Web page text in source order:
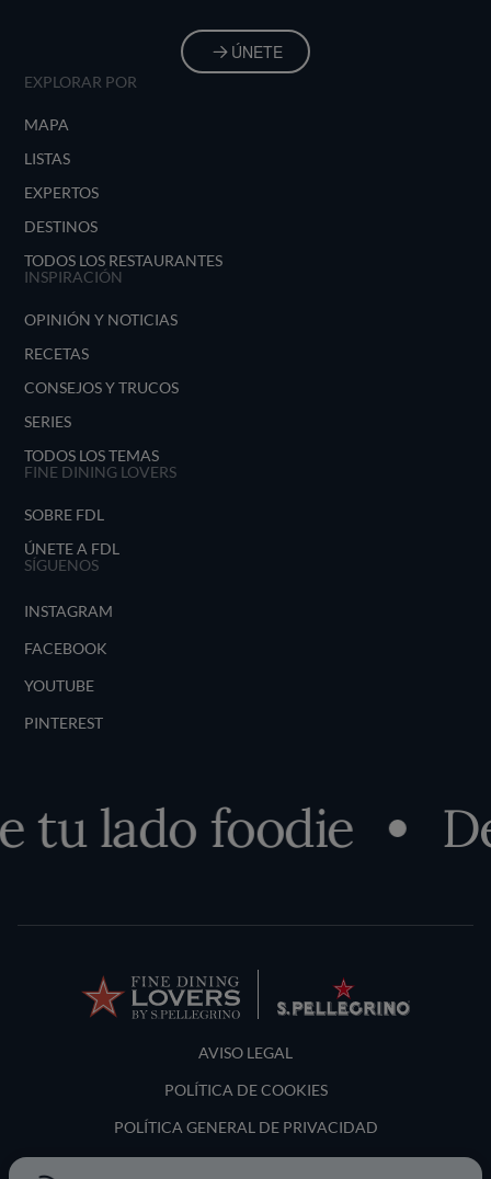
ÚNETE
EXPLORAR POR
MAPA
LISTAS
EXPERTOS
DESTINOS
TODOS LOS RESTAURANTES
INSPIRACIÓN
OPINIÓN Y NOTICIAS
RECETAS
CONSEJOS Y TRUCOS
SERIES
TODOS LOS TEMAS
FINE DINING LOVERS
SOBRE FDL
ÚNETE A FDL
SÍGUENOS
INSTAGRAM
FACEBOOK
YOUTUBE
PINTEREST
lado foodie
Terms and Conditions
AVISO LEGAL
POLÍTICA DE COOKIES
POLÍTICA GENERAL DE PRIVACIDAD